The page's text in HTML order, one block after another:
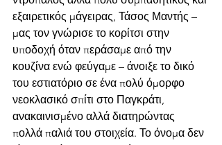
εξαιρετικός μάγειρας, Τάσος Μαντής –
μας τον γνώρισε το κορίτσι στην
υποδοχή όταν περάσαμε από την
κουζίνα ενώ φεύγαμε – άνοιξε το δικό
του εστιατόριο σε ένα πολύ όμορφο
νεοκλασικό σπίτι στο Παγκράτι,
ανακαινισμένο αλλά διατηρώντας
πολλά παλιά του στοιχεία. Το όνομα δεν